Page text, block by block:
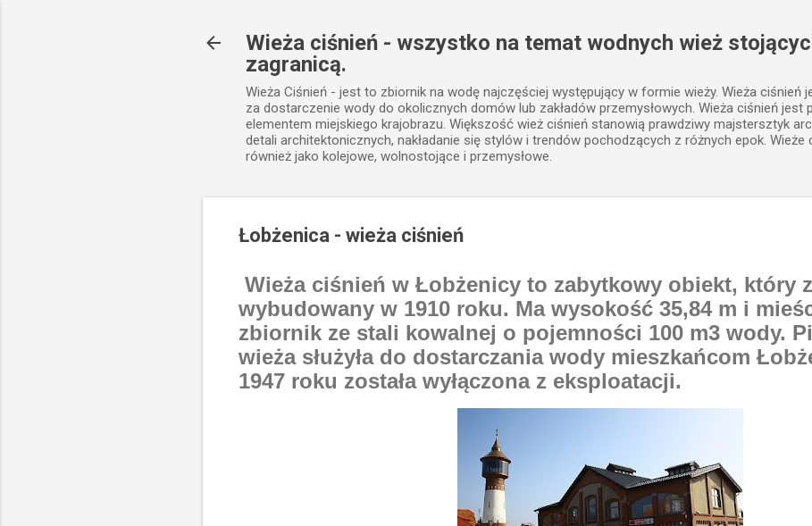
Wieża ciśnień - wszystko na temat wodnych wież
zagranicą.
Wieża Ciśnień - jest to zbiornik na wodę najczęściej występujący w formie wieży. Wieża ciśnień
za dostarczenie wody do okolicznych domów lub zakładów przemysłowych. Wieża ciśnień jest
elementem miejskiego krajobrazu. Większość wież ciśnień stanowią prawdziwy majstersztyk
detali architektonicznych, nakładanie się stylów i trendów pochodzących z różnych epok. Wieże
również jako kolejowe, wolnostojące i przemysłowe.
Łobżenica - wieża ciśnień
Wieża ciśnień w Łobżenicy to zabytkowy obiekt, który
wybudowany w 1910 roku. Ma wysokość 35,84 m i
zbiornik ze stali kowalnej o pojemności 100 m3 wody.
wieża służyła do dostarczania wody mieszkańcom
1947 roku została wyłączona z eksploatacji.